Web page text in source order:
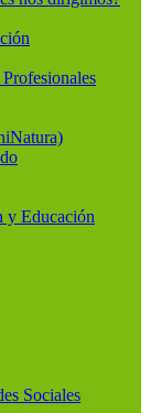
y Educación
Sociales